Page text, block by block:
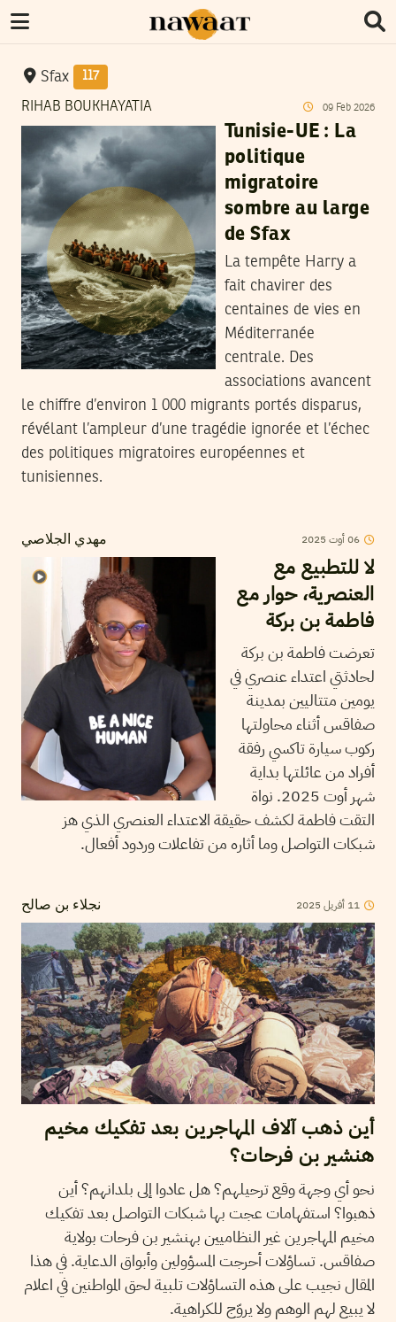
Sfax 117
RIHAB BOUKHAYATIA 09 Feb 2026
Tunisie-UE : La
politique
migratoire
sombre au large
de Sfax
La tempête Harry a
fait chavirer des
centaines de vies en
Méditerranée
centrale. Des
associations avancent
le chiffre d’environ 1 000 migrants portés disparus,
révélant l’ampleur d’une tragédie ignorée et l’échec
des politiques migratoires européennes et
tunisiennes.
مهدي الجلاصي 06أوت 2025
لا للتطبيع مع
العنصرية، حوار مع
فاطمة بن بركة
تعرضت فاطمة بن بركة
لحادثتي اعتداء عنصري في
يومين متتاليين بمدينة
صفاقس أثناء محاولتها
ركوب سيارة تاكسي رفقة
أفراد من عائلتها بداية
شهر أوت 2025. نواة
التقت فاطمة لكشف حقيقة الاعتداء العنصري الذي هز
شبكات التواصل وما أثاره من تفاعلات وردود أفعال.
نجلاء بن صالح 11 أفريل 2025
أين ذهب آلاف المهاجرين بعد تفكيك مخيم
هنشير بن فرحات؟
نحو أي وجهة وقع ترحيلهم؟ هل عادوا إلى بلدانهم؟ أين
ذهبوا؟ استفهامات عجت بها شبكات التواصل بعد تفكيك
مخيم المهاجرين غير النظاميين بهنشير بن فرحات بولاية
صفاقس. تساؤلات أحرجت المسؤولين وأبواق الدعاية. في هذا
المقال نجيب على هذه التساؤلات تلبية لحق المواطنين في اعلام
لا يبيع لهم الوهم ولا يروّج للكراهية.